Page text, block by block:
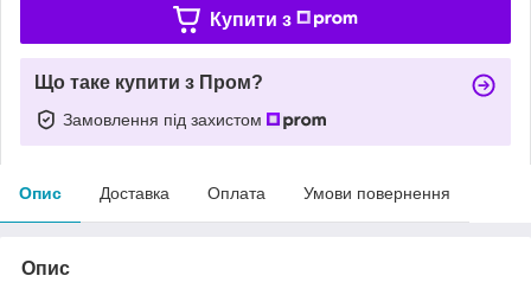
Купити з
Що таке купити з Пром?
Замовлення під захистом
Опис Доставка Оплата Умови повернення
Опис